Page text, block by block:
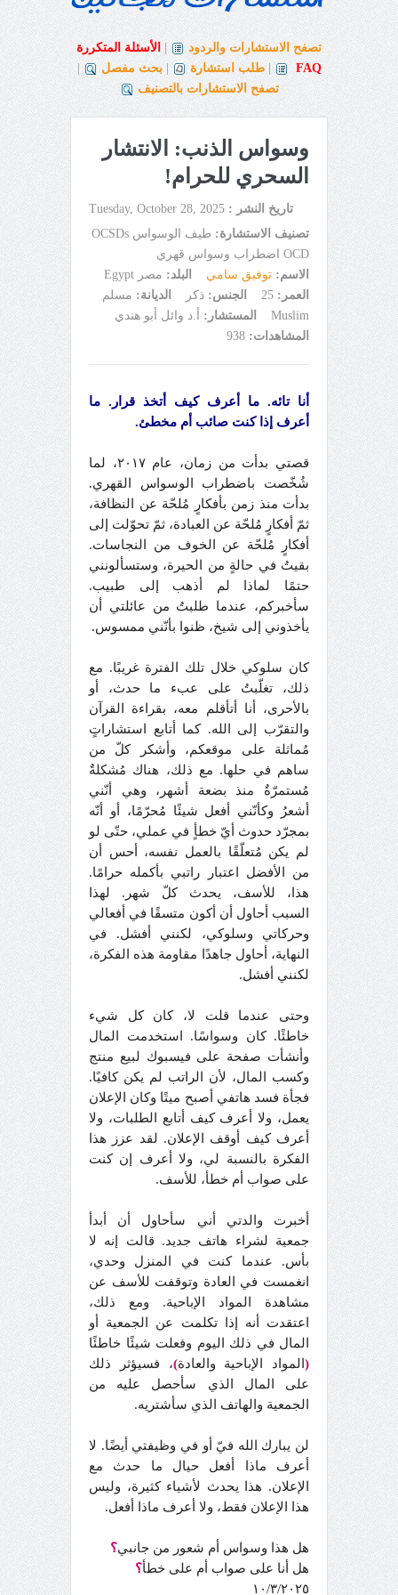
تصفح الاستشارات والردود
الأسئلة المتكررة
FAQ
طلب استشارة بحث مفصل
تصفح الاستشارات بالتصنيف
وسواس الذنب: الانتشار
السحري للحرام!
تاريخ النشر : Tuesday, October 28, 2025
تصنيف الاستشارة:
طيف الوسواس OCSDs
OCD اضطراب وسواس قهري
الاسم: توفيق سامي البلد: مصر Egypt
العمر: 25 الجنس: ذكر الديانة: مسلم
Muslim
المستشار:
أ.د وائل أبو هندي
المشاهدات: 938
أنا تائه. ما أعرف كيف أتخذ قرار. ما
أعرف إذا كنت صائب أم مخطئ.
قصتي بدأت من زمان، عام ٢٠١٧، لما
شُخّصت باضطراب الوسواس القهري.
بدأت منذ زمن بأفكارٍ مُلحّة عن النظافة،
ثمّ أفكارٍ مُلحّة عن العبادة، ثمّ تحوّلت إلى
أفكارٍ مُلحّة عن الخوف من النجاسات.
بقيتُ في حالةٍ من الحيرة، وستسألونني
حتمًا لماذا لم أذهب إلى طبيب.
سأخبركم، عندما طلبتُ من عائلتي أن
يأخذوني إلى شيخ، ظنوا بأنّني ممسوس.
كان سلوكي خلال تلك الفترة غريبًا. مع
ذلك، تغلّبتُ على عبء ما حدث، أو
بالأحرى، أنا أتأقلم معه، بقراءة القرآن
والتقرّب إلى الله. كما أتابع استشاراتٍ
مُماثلة على موقعكم، وأشكر كلّ من
ساهم في حلها. مع ذلك، هناك مُشكلةٌ
مُستمرّةٌ منذ بضعة أشهر، وهي أنّني
أشعرُ وكأنّني أفعل شيئًا مُحرّمًا، أو أنّه
بمجرّد حدوث أيّ خطأٍ في عملي، حتّى لو
لم يكن مُتعلّقًا بالعمل نفسه، أحس أن
من الأفضل اعتبار راتبي بأكمله حرامًا.
هذا، للأسف، يحدث كلّ شهر. لهذا
السبب أحاول أن أكون متسقًا في أفعالي
وحركاتي وسلوكي، لكنني أفشل. في
النهاية، أحاول جاهدًا مقاومة هذه الفكرة،
لكنني أفشل.
وحتى عندما قلت لا، كان كل شيء
خاطئًا. كان وسواسًا. استخدمت المال
وأنشأت صفحة على فيسبوك لبيع منتج
وكسب المال، لأن الراتب لم يكن كافيًا.
فجأة فسد هاتفي أصبح ميتًا وكان الإعلان
يعمل، ولا أعرف كيف أتابع الطلبات، ولا
أعرف كيف أوقف الإعلان. لقد عزز هذا
الفكرة بالنسبة لي، ولا أعرف إن كنت
على صواب أم خطأ، للأسف.
أخبرت والدتي أني سأحاول أن أبدأ
جمعية لشراء هاتف جديد. قالت إنه لا
بأس. عندما كنت في المنزل وحدي،
انغمست في العادة وتوقفت للأسف عن
مشاهدة المواد الإباحية. ومع ذلك،
اعتقدت أنه إذا تكلمت عن الجمعية أو
المال في ذلك اليوم وفعلت شيئًا خاطئًا
( المواد الإباحية والعادة)، فسيؤثر ذلك
على المال الذي سأحصل عليه من
الجمعية والهاتف الذي سأشتريه.
لن يبارك الله فيّ أو في وظيفتي أيضًا. لا
أعرف ماذا أفعل حيال ما حدث مع
الإعلان. هذا يحدث لأشياء كثيرة، وليس
هذا الإعلان فقط، ولا أعرف ماذا أفعل.
هل هذا وسواس أم شعور من جانبي؟
هل أنا على صواب أم على خطأ؟
١٠/٣/٢٠٢٥